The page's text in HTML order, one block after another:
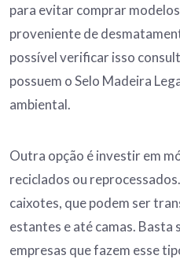
para evitar comprar
proveniente de
possível verificar isso
possuem o Selo Madeira
ambiental.
Outra opção é investir em
reciclados ou
caixotes, que podem ser
estantes e até camas.
empresas que fazem esse